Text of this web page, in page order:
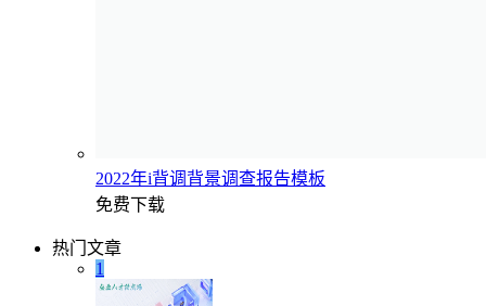
2022年i背调背景调查报告模板
免费下载
热门文章
1